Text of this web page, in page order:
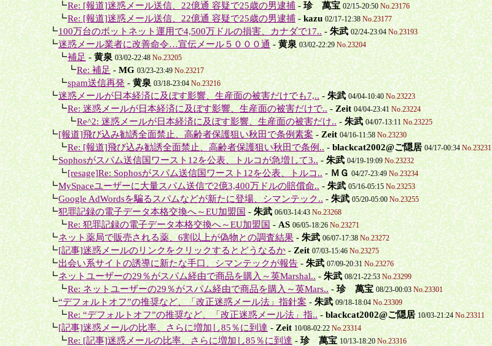
＋＋┗Re: [報道]迷惑メール送信、22億通 容疑で25歳の男逮捕-珍 萬宝 02/15-20:50No.23176
＋＋┗Re: [報道]迷惑メール送信、22億通 容疑で25歳の男逮捕-kazu 02/17-12:38No.23177
＋┗100万台のボットネット運用で4,500万ドルの損害、カナダで17..-朱武 02/24-23:04No.23193
＋┗迷惑メール業者に改善命令…宣伝メール５０００通-黄泉 03/02-22:29No.23204
＋＋┗補足-黄泉 03/02-22:48No.23205
＋＋＋┗Re: 補足-MG 03/23-23:49No.23217
＋＋┗spam送信再発-黄泉 03/18-23:04No.23216
＋┗迷惑メールが日本経済に及ぼす影響、生産面の被害だけでも7,..-朱武 04/04-10:40No.23223
＋＋┗Re: 迷惑メールが日本経済に及ぼす影響、生産面の被害だけで..-Zeit 04/04-23:41No.23224
＋＋＋┗Re^2: 迷惑メールが日本経済に及ぼす影響、生産面の被害だけ..-朱武 04/07-13:11No.23225
＋┗[報道]飛び込み勧誘全面禁止、高齢者保護狙い秋田で条例素案-Zeit 04/16-11:58No.23230
＋＋┗Re: [報道]飛び込み勧誘全面禁止、高齢者保護狙い秋田で条例..-blackcat2002@ご隠居 04/17-00:34No.23231
＋┗Sophosがスパム送信国ワースト12を公表、トルコが急増して3..-朱武 04/19-19:09No.23232
＋＋┗[resage]Re: Sophosがスパム送信国ワースト12を公表、トルコ..-ＭＧ 04/27-23:49No.23234
＋┗MySpaceユーザーに大量スパム送信で2億3,400万ドルの賠償命..-朱武 05/16-05:15No.23253
＋┗Google AdWordsを騙るスパムなどが新たに登場、シマンテック..-朱武 05/20-05:00No.23255
＋┗犯罪記録の電子データ本格交換へ～EU加盟国-朱武 06/03-14:43No.23268
＋＋┗Re: 犯罪記録の電子データ本格交換へ～EU加盟国-AS 06/05-18:26No.23271
＋┗ネット薬局で販売される薬、6割以上が偽物との調査結果-朱武 06/07-17:38No.23272
＋┗[記事]迷惑メールのリンクをクリックするとどうなるか-Zeit 07/03-15:46No.23275
＋┗出会い系サイトの誘導に新たな手口、シマンテックが報告-朱武 07/09-20:31No.23276
＋┗ネットユーザーの29％がスパム経由で商品を購入～英Marshal..-朱武 08/21-22:53No.23299
＋＋┗Re: ネットユーザーの29％がスパム経由で商品を購入～英Mars..-珍 萬宝 08/23-00:03No.23301
＋┗“デフォルトオフ”の推奨など、「改正迷惑メール法」指針案-朱武 09/18-18:04No.23309
＋＋┗Re: “デフォルトオフ”の推奨など、「改正迷惑メール法」指..-blackcat2002@ご隠居 10/03-21:24No.23311
＋┗[記事]迷惑メールの比率、さらに増加し85％に到達-Zeit 10/08-02:22No.23314
＋＋┗Re: [記事]迷惑メールの比率、さらに増加し85％に到達-珍 萬宝 10/13-18:20No.23316